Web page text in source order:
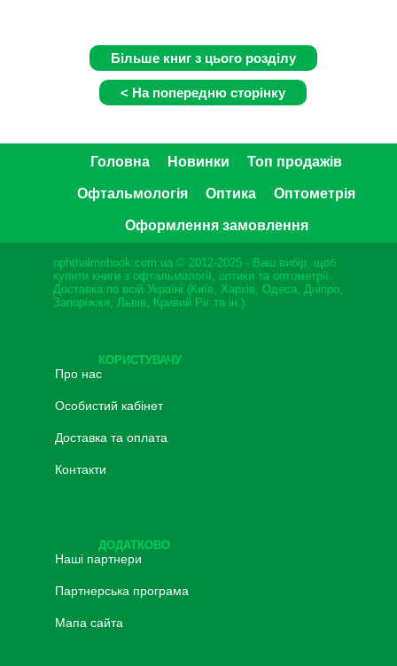
Головна Новинки Топ продажів
Офтальмологія Оптика Оптометрія
Оформлення замовлення
ophthalmobook.com.ua © 2012-2025 - Ваш вибір, щоб
купити книги з офтальмології, оптики та оптометрії.
Доставка по всій Україні (Київ, Харків, Одеса, Дніпро,
Запоріжжя, Львів, Кривий Ріг та ін.)
КОРИСТУВАЧУ
Про нас
Особистий кабінет
Доставка та оплата
Контакти
ДОДАТКОВО
Наші партнери
Партнерська програма
Мапа сайта